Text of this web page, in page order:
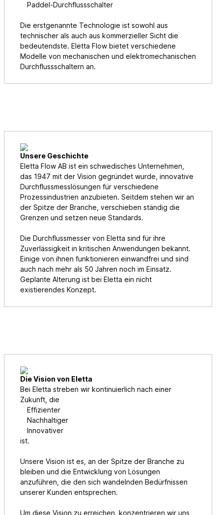
Paddel-Durchflussschalter
Die erstgenannte Technologie ist sowohl aus
technischer als auch aus kommerzieller Sicht die
bedeutendste. Eletta Flow bietet verschiedene
Modelle von mechanischen und elektromechanischen
Durchflussschaltern an.
Unsere Geschichte
Eletta Flow AB ist ein schwedisches Unternehmen,
das 1947 mit der Vision gegründet wurde, innovative
Durchflussmesslösungen für verschiedene
Prozessindustrien anzubieten. Seitdem stehen wir an
der Spitze der Branche, verschieben ständig die
Grenzen und setzen neue Standards.
Die Durchflussmesser von Eletta sind für ihre
Zuverlässigkeit in kritischen Anwendungen bekannt.
Einige von ihnen funktionieren einwandfrei und sind
auch nach mehr als 50 Jahren noch im Einsatz.
Geplante Alterung ist bei Eletta ein nicht
existierendes Konzept.
Die Vision von Eletta
Bei Eletta streben wir kontinuierlich nach einer
Zukunft, die
Effizienter
Nachhaltiger
Innovativer
ist.
Unsere Vision ist es, an der Spitze der Branche zu
bleiben und die Entwicklung von Lösungen
anzuführen, die den sich wandelnden Bedürfnissen
unserer Kunden entsprechen.
Um diese Vision zu erreichen, konzentrieren wir uns